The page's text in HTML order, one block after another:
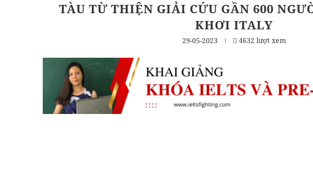
TÀU TỪ THIỆN GIẢI CỨU GẦN 600
KHƠI ITALY
29-05-2023 4632 lượt xem